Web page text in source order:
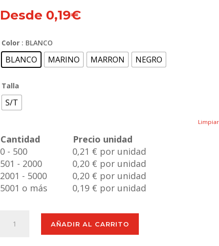
Desde 0,19€
Color : BLANCO
BLANCO MARINO MARRON NEGRO
Talla
S/T
Limpiar
Cantidad
Precio unidad
0 - 500
0,21 € por unidad
501 - 2000
0,20 € por unidad
2001 - 5000
0,20 € por unidad
5001 o más
0,19 € por unidad
Dromeda
AÑADIR AL CARRITO